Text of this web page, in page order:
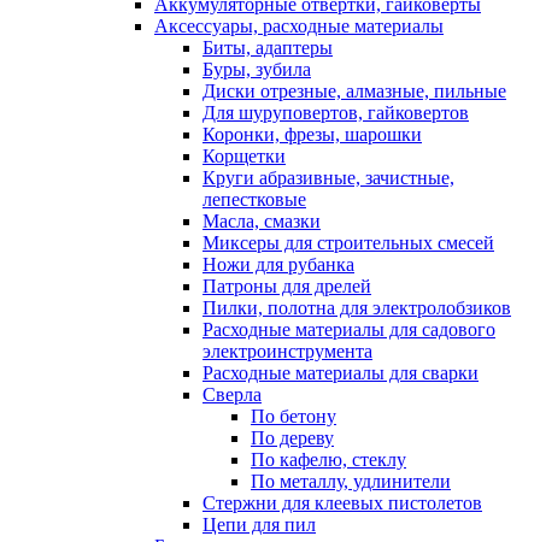
Аксессуары, расходные материалы
Биты, адаптеры
Буры, зубила
Диски отрезные, алмазные, пильные
Для шуруповертов, гайковертов
Коронки, фрезы, шарошки
Корщетки
Круги абразивные, зачистные,
лепестковые
Масла, смазки
Миксеры для строительных смесей
Ножи для рубанка
Патроны для дрелей
Пилки, полотна для электролобзиков
Расходные материалы для садового
электроинструмента
Расходные материалы для сварки
Сверла
По бетону
По дереву
По кафелю, стеклу
По металлу, удлинители
Стержни для клеевых пистолетов
Цепи для пил